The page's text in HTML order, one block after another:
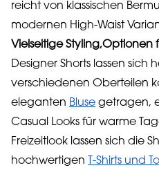
reicht von klassischen
modernen High-Waist
Vielseitige Styling,Optionen
Designer Shorts lassen sich
verschiedenen Oberteilen
eleganten Bluse getragen,
Casual Looks für warme
Freizeitlook lassen sich die
hochwertigen
T-Shirts und